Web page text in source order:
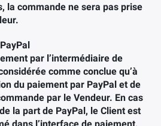
la commande ne sera pas prise
par l’intermédiaire de
comme conclue qu’à
du paiement par PayPal et de
par le Vendeur. En cas
la part de PayPal, le Client est